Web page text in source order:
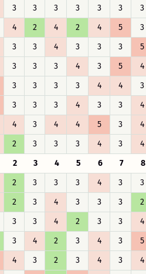
3 3 3 3 3 3 3
4 2 4 2 4 5 3
3 3 4 3 3 3 5
3 3 3 4 3 5 4
3 3 3 3 4 4 3
3 3 3 4 3 3 4
4 3 4 4 5 3 4
2 3 3 3 4 3 4
2 3 4 5 6 7 8
2 3 3 3 4 3 3
2 3 4 3 3 3 2
3 3 4 2 3 3 4
3 4 2 3 4 3 5
4 3 2 3 4 3 4